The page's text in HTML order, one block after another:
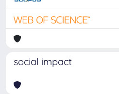
social impact